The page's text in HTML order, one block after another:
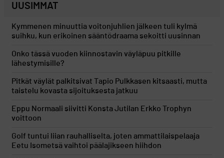
UUSIMMAT
Kymmenen minuuttia voitonjuhlien jälkeen tuli kylmä
suihku, kun erikoinen sääntödraama sekoitti uusinnan
Onko tässä vuoden kiinnostavin väyläpuu pitkille
lähestymisille?
Pitkät väylät palkitsivat Tapio Pulkkasen kitsaasti, mutta
taistelu kovasta sijoituksesta jatkuu
Eppu Normaali siivitti Konsta Jutilan Erkko Trophyn
voittoon
Golf tuntui liian rauhalliselta, joten ammattilaispelaaja
Eetu Isometsä vaihtoi päälajikseen hiihdon